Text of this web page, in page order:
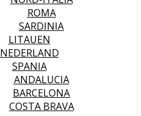
ROMA
SARDINIA
LITAUEN
NEDERLAND
SPANIA
ANDALUCIA
BARCELONA
COSTA BRAVA